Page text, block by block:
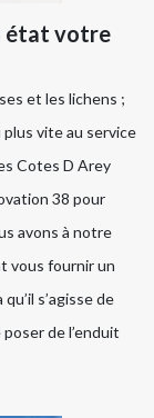
état votre
et les lichens ;
vite au service
Cotes D Arey
38 pour
avons à notre
vous fournir un
s’agisse de
de l’enduit